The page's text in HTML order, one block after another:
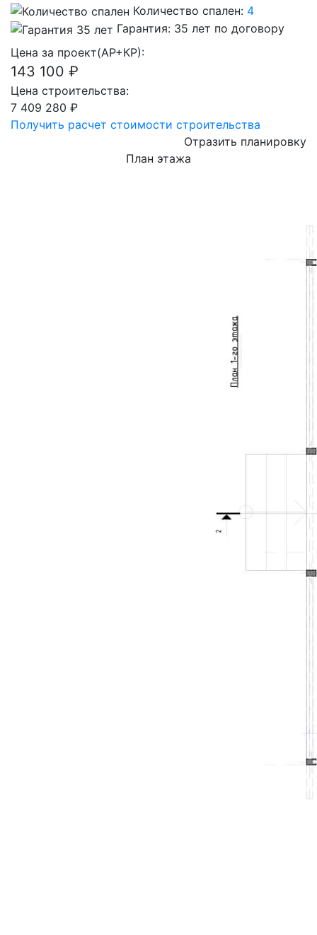
Количество спален: 4
Гарантия: 35 лет по договору
Цена за проект(АР+КР):
143 100 ₽
Цена строительства:
7 409 280 ₽
Получить расчет стоимости строительства
Отразить планировку
План этажа